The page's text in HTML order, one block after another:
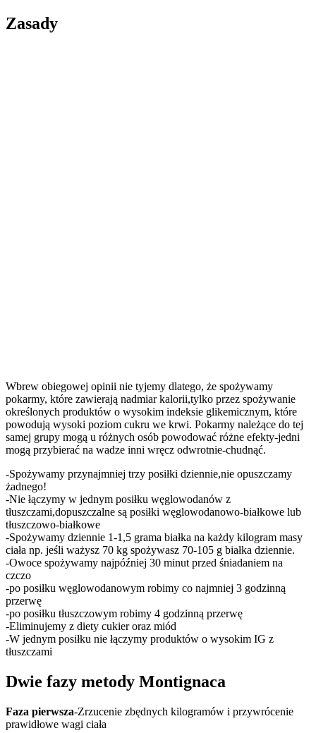
Zasady
Wbrew obiegowej opinii nie tyjemy dlatego, że spożywamy
pokarmy, które zawierają nadmiar kalorii,tylko przez spożywanie
określonych produktów o wysokim indeksie glikemicznym, które
powodują wysoki poziom cukru we krwi. Pokarmy należące do tej
samej grupy mogą u różnych osób powodować różne efekty-jedni
mogą przybierać na wadze inni wręcz odwrotnie-chudnąć.
-Spożywamy przynajmniej trzy posiłki dziennie,nie opuszczamy
żadnego!
-Nie łączymy w jednym posiłku węglowodanów z
tłuszczami,dopuszczalne są posiłki węglowodanowo-białkowe lub
tłuszczowo-białkowe
-Spożywamy dziennie 1-1,5 grama białka na każdy kilogram masy
ciała np. jeśli ważysz 70 kg spożywasz 70-105 g białka dziennie.
-Owoce spożywamy najpóźniej 30 minut przed śniadaniem na
czczo
-po posiłku węglowodanowym robimy co najmniej 3 godzinną
przerwę
-po posiłku tłuszczowym robimy 4 godzinną przerwę
-Eliminujemy z diety cukier oraz miód
-W jednym posiłku nie łączymy produktów o wysokim IG z
tłuszczami
Dwie fazy metody Montignaca
Faza pierwsza-Zrzucenie zbędnych kilogramów i przywrócenie
prawidłowe wagi ciała